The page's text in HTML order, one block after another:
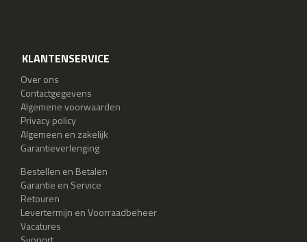
KLANTENSERVICE
Over ons
Contactgegevens
Algemene voorwaarden
Privacy policy
Algemeen en zakelijk
Garantieverlenging
Bestellen en Betalen
Garantie en Service
Retouren
Levertermijn en Voorraadbeheer
Vacatures